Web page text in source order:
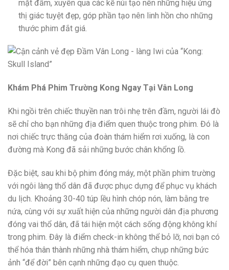
mặt đầm, xuyên qua các kẽ núi tạo nên những hiệu ứng
thị giác tuyệt đẹp, góp phần tạo nên linh hồn cho những
thước phim đắt giá.
Khám Phá Phim Trường Kong Ngay Tại Vân Long
Khi ngồi trên chiếc thuyền nan trôi nhẹ trên đầm, người lái đò
sẽ chỉ cho bạn những địa điểm quen thuộc trong phim. Đó là
nơi chiếc trực thăng của đoàn thám hiểm rơi xuống, là con
đường mà Kong đã sải những bước chân khổng lồ.
Đặc biệt, sau khi bộ phim đóng máy, một phần phim trường
với ngôi làng thổ dân đã được phục dựng để phục vụ khách
du lịch. Khoảng 30-40 túp lều hình chóp nón, làm bằng tre
nứa, cùng với sự xuất hiện của những người dân địa phương
đóng vai thổ dân, đã tái hiện một cách sống động không khí
trong phim. Đây là điểm check-in không thể bỏ lỡ, nơi bạn có
thể hóa thân thành những nhà thám hiểm, chụp những bức
ảnh “để đời” bên cạnh những đạo cụ quen thuộc.